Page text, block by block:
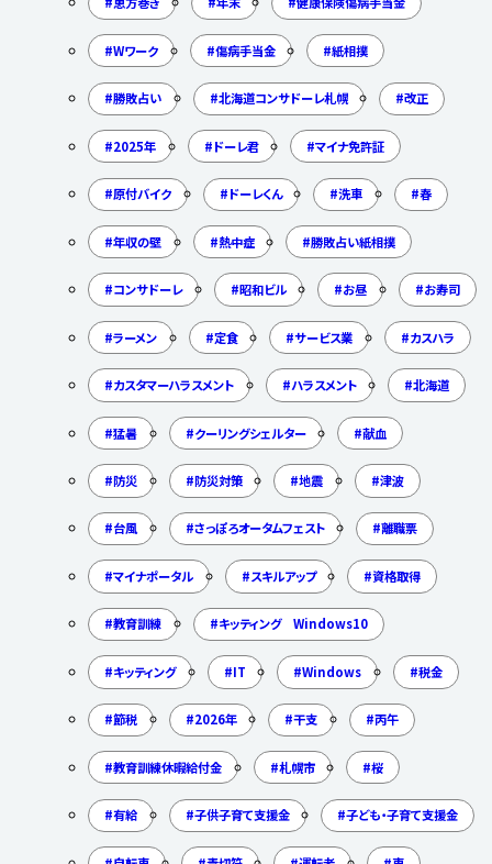
Wワーク 傷病手当金 紙相撲
勝敗占い 北海道コンサドーレ札幌 改正
2025年 ドーレ君 マイナ免許証
原付バイク ドーレくん 洗車 春
年収の壁 熱中症 勝敗占い紙相撲
コンサドーレ 昭和ビル お昼 お寿司
ラーメン 定食 サービス業 カスハラ
カスタマーハラスメント ハラスメント 北海道
猛暑 クーリングシェルター 献血
防災 防災対策 地震 津波
台風 さっぽろオータムフェスト 離職票
マイナポータル スキルアップ 資格取得
教育訓練 キッティング Windows10
キッティング IT Windows 税金
節税 2026年 干支 丙午
教育訓練休暇給付金 札幌市 桜
有給 子供子育て支援金 子ども・子育て支援金